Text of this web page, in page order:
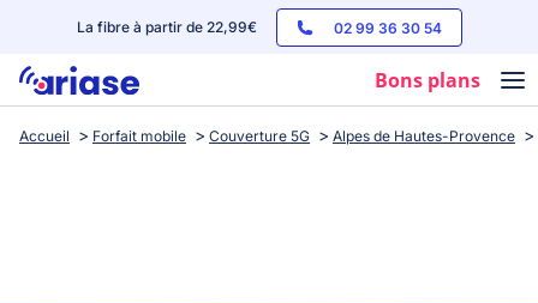
La fibre à partir de 22,99€ 02 99 36 30 54
Bons plans
Box internet
Accueil Forfait mobile Couverture 5G Alpes de Hautes-Provence